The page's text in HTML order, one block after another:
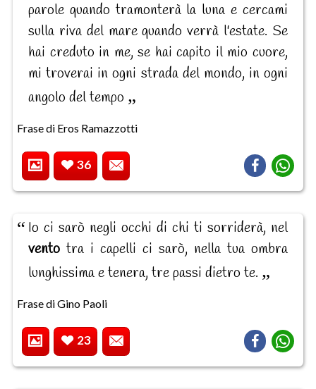
parole quando tramonterà la luna e cercami
sulla riva del mare quando verrà l'estate. Se
hai creduto in me, se hai capito il mio cuore,
mi troverai in ogni strada del mondo, in ogni
angolo del tempo
Frase di Eros Ramazzotti
36
Io ci sarò negli occhi di chi ti sorriderà, nel
vento tra i capelli ci sarò, nella tua ombra
lunghissima e tenera, tre passi dietro te.
Frase di Gino Paoli
23